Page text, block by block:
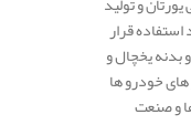
قرار
بدنه یخچال و
خودرو ها
و صنعت